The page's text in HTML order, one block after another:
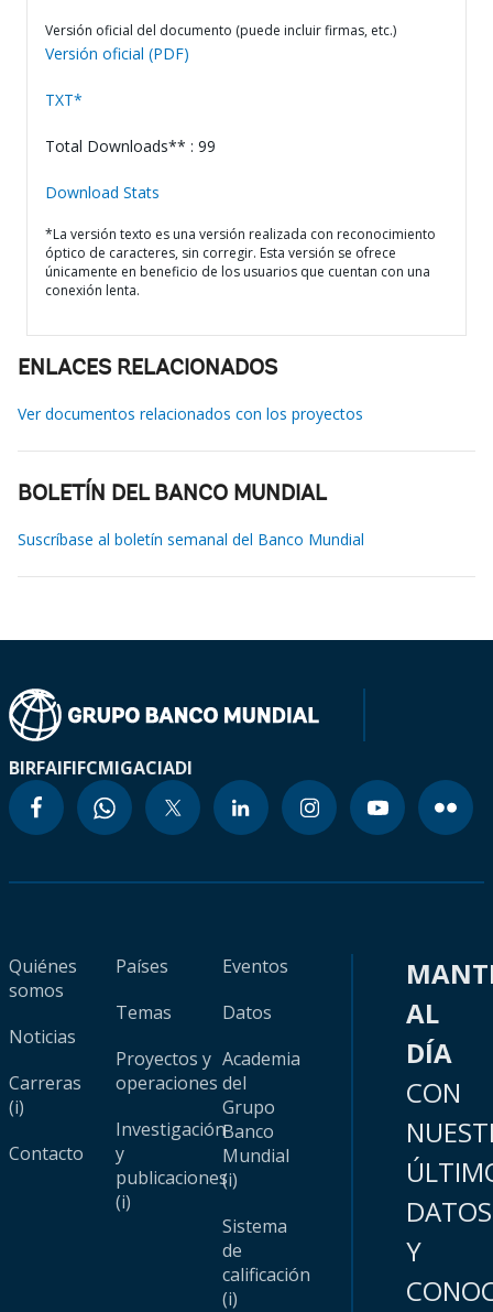
Versión oficial del documento (puede incluir firmas, etc.)
Versión oficial (PDF)
TXT*
Total Downloads** : 99
Download Stats
*La versión texto es una versión realizada con reconocimiento
óptico de caracteres, sin corregir. Esta versión se ofrece
únicamente en beneficio de los usuarios que cuentan con una
conexión lenta.
ENLACES RELACIONADOS
Ver documentos relacionados con los proyectos
BOLETÍN DEL BANCO MUNDIAL
Suscríbase al boletín semanal del Banco Mundial
BIRFAIFIFCMIGACIADI
Quiénes
somos
Noticias
Carreras
(i)
Contacto
Países
Temas
Proyectos y
operaciones
Investigación
y
publicaciones
(i)
Eventos
Datos
Academia
del
Grupo
Banco
Mundial
(i)
Sistema
de
calificación
(i)
AL
DÍA
CON
DATOS
Y